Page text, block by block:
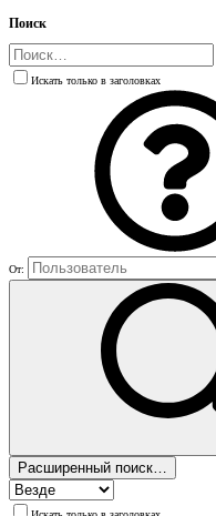
Поиск
Искать только в заголовках
От:
Расширенный поиск…